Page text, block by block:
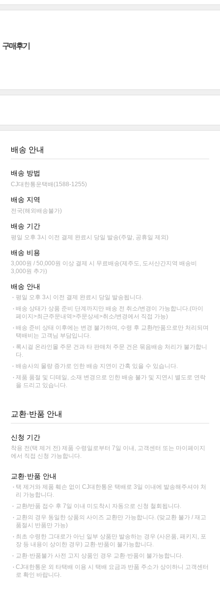
구매후기
배송 안내
배송 방법
CJ대한통운택배(1588-1255)
배송 지역
전국(해외배송불가)
배송 기간
평일 오후 3시 이전 결제 완료시 당일 발송(주말, 공휴일 제외)
배송 비용
3,000원 / 50,000원 이상 결제 시 무료배송(제주도, 도서산간지역 배송비
3,000원 추가)
배송 안내
평일 오후 3시 이전 결제 완료시 당일 발송됩니다.
배송 상태가 상품 준비 단계까지만 배송 전 취소/변경이 가능합니다.(마이
페이지>최근주문내역>주문상세>취소/변경에서 직접 가능)
배송 준비 상태 이후에는 변경 불가하며, 수령 후 교환/반품으로만 처리되며
택배비는 고객님 부담입니다.
록시걸 온라인몰 주문 건과 타 판매처 주문 건은 묶음배송 처리가 불가합니
다.
배송사의 물량 증가로 인한 배송 지연이 간혹 있을 수 있습니다.
제품 품절 및 디테일, 소재 변경으로 인한 배송 불가 및 지연시 별도로 연락
을 드리고 있습니다.
교환·반품 안내
신청 기간
착용 전(택 제거 전) 제품 수령일로부터 7일 이내, 고객센터 또는 마이페이지
에서 직접 신청 가능합니다.
교환·반품 안내
택 제거와 제품 훼손 없이 CJ대한통운 택배로 3일 이내에 발송해주셔야 처
리 가능합니다.
교환/반품 접수 후 7일 이내 미도착시 자동으로 신청 철회됩니다.
교환의 경우 동일한 상품의 사이즈 교환만 가능합니다. (맞교환 불가 / 재고
품절시 반품만 가능)
최초 수령한 그대로가 아닌 일부 상품만 발송하는 경우 (사은품, 패키지, 포
장 등 내용이 상이한 경우) 교환·반품이 불가능합니다.
교환·반품불가 사전 고지 상품인 경우 교환·반품이 불가능합니다.
CJ대한통운 외 타택배 이용 시 택배 요금과 반품 주소가 상이하니 고객센터
로 확인 바랍니다.